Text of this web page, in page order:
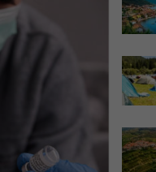
Ilustračný
obrázok